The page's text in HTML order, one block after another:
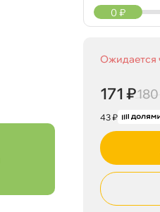
0 ₽
Ожидается
171 ₽
43 ₽